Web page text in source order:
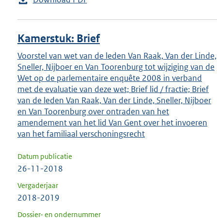
Kamerstuk: Brief
Voorstel van wet van de leden Van Raak, Van der Linde,
Sneller, Nijboer en Van Toorenburg tot wijziging van de
Wet op de parlementaire enquête 2008 in verband
met de evaluatie van deze wet; Brief lid / fractie; Brief
van de leden Van Raak, Van der Linde, Sneller, Nijboer
en Van Toorenburg over ontraden van het
amendement van het lid Van Gent over het invoeren
van het familiaal verschoningsrecht
Datum publicatie
26-11-2018
Vergaderjaar
2018-2019
Dossier- en ondernummer